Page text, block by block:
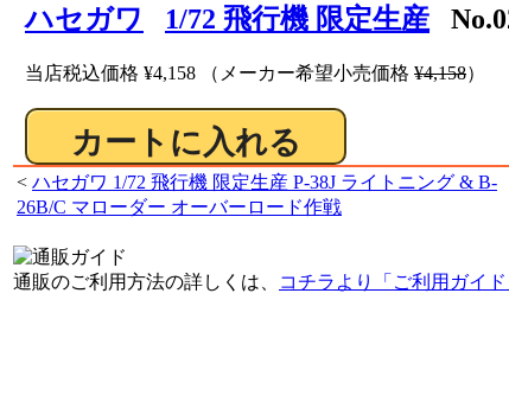
ハセガワ 1/72 飛行機 限定生産
当店税込価格 ¥4,158 （メーカー希望小売価格 ¥4,158）
< ハセガワ 1/72 飛行機 限定生産 P-38J ライトニング & B-
26B/C マローダー オーバーロード作戦
通販のご利用方法の詳しくは、 コチラより「ご利用ガイド